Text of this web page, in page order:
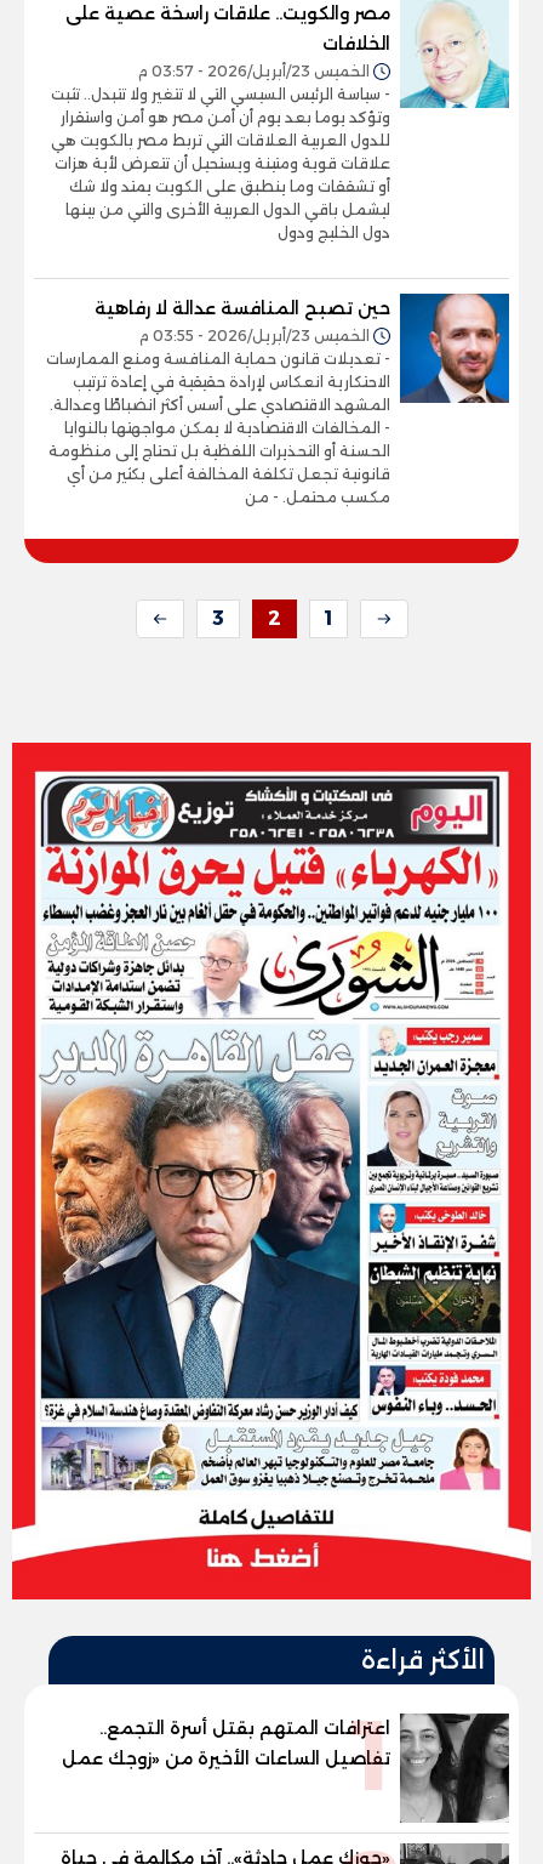
مصر والكويت.. علاقات راسخة عصية على
الخلافات
الخميس 23/أبريل/2026 - 03:57 م
- سياسة الرئيس السيسي التي لا تتغير ولا تتبدل.. تثبت
وتؤكد يوما بعد يوم أن أمن مصر هو أمن واستقرار
للدول العربية العلاقات التي تربط مصر بالكويت هي
علاقات قوية ومتينة ويستحيل أن تتعرض لأية هزات
أو تشققات وما ينطبق على الكويت يمتد ولا شك
ليشمل باقي الدول العربية الأخرى والتي من بينها
دول الخليج ودول
حين تصبح المنافسة عدالة لا رفاهية
الخميس 23/أبريل/2026 - 03:55 م
- تعديلات قانون حماية المنافسة ومنع الممارسات
الاحتكارية انعكاس لإرادة حقيقية في إعادة ترتيب
المشهد الاقتصادي على أسس أكثر انضباطًا وعدالة.
- المخالفات الاقتصادية لا يمكن مواجهتها بالنوايا
الحسنة أو التحذيرات اللفظية بل تحتاج إلى منظومة
قانونية تجعل تكلفة المخالفة أعلى بكثير من أي
مكسب محتمل. - من
1
2
3
الأكثر قراءة
1
اعترافات المتهم بقتل أسرة التجمع..
تفاصيل الساعات الأخيرة من «زوجك عمل
حادثة» حتى إطلاق النار
«جوزك عمل حادثة».. آخر مكالمة في حياة